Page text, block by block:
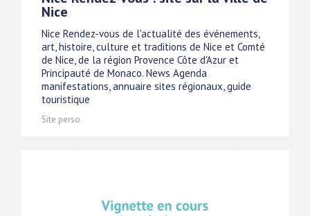
Nice
Nice Rendez-vous de l'actualité des événements,
art, histoire, culture et traditions de Nice et Comté
de Nice, de la région Provence Côte d'Azur et
Principauté de Monaco. News Agenda
manifestations, annuaire sites régionaux, guide
touristique
Site perso